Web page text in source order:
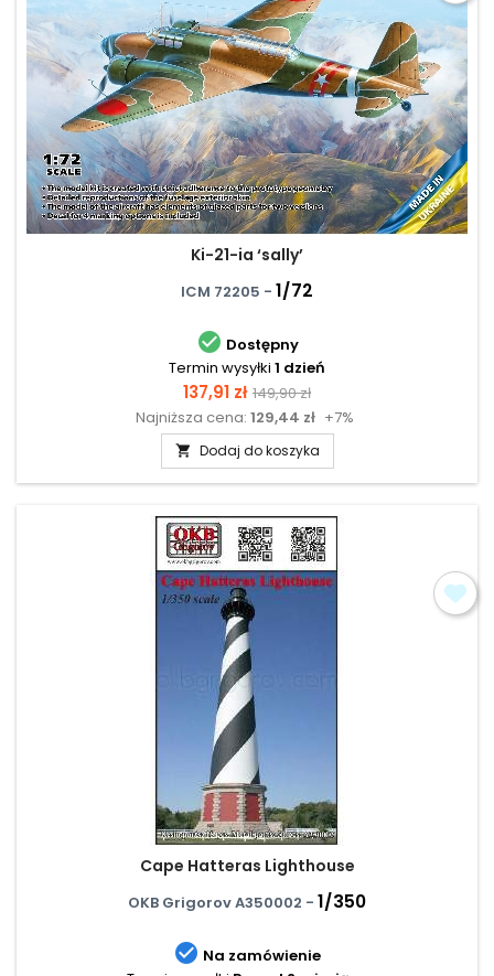
Ki-21-ia ‘sally’
ICM 72205 - 1/72
 Dostępny
Termin wysyłki 1 dzień
Cena
137,91 zł Cena
podstawowa
149,90 zł
Najniższa cena: 129,44 zł +7%
 Dodaj do koszyka
Cape Hatteras Lighthouse
OKB Grigorov A350002 - 1/350
 Na zamówienie